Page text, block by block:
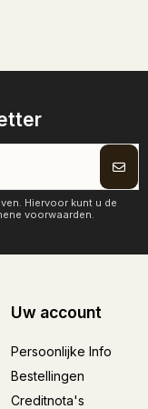
Hiervoor kunt u de
voorwaarden.
Uw account
Persoonlijke Info
Bestellingen
Creditnota's